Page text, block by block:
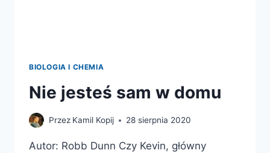
BIOLOGIA I CHEMIA
Nie jesteś sam w domu
Przez Kamil Kopij 28 sierpnia 2020
Autor: Robb Dunn Czy Kevin, główny